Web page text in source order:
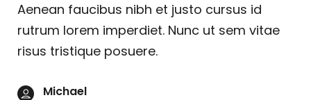
Aenean faucibus nibh et justo cursus id
rutrum lorem imperdiet. Nunc ut sem vitae
risus tristique posuere.
Michael